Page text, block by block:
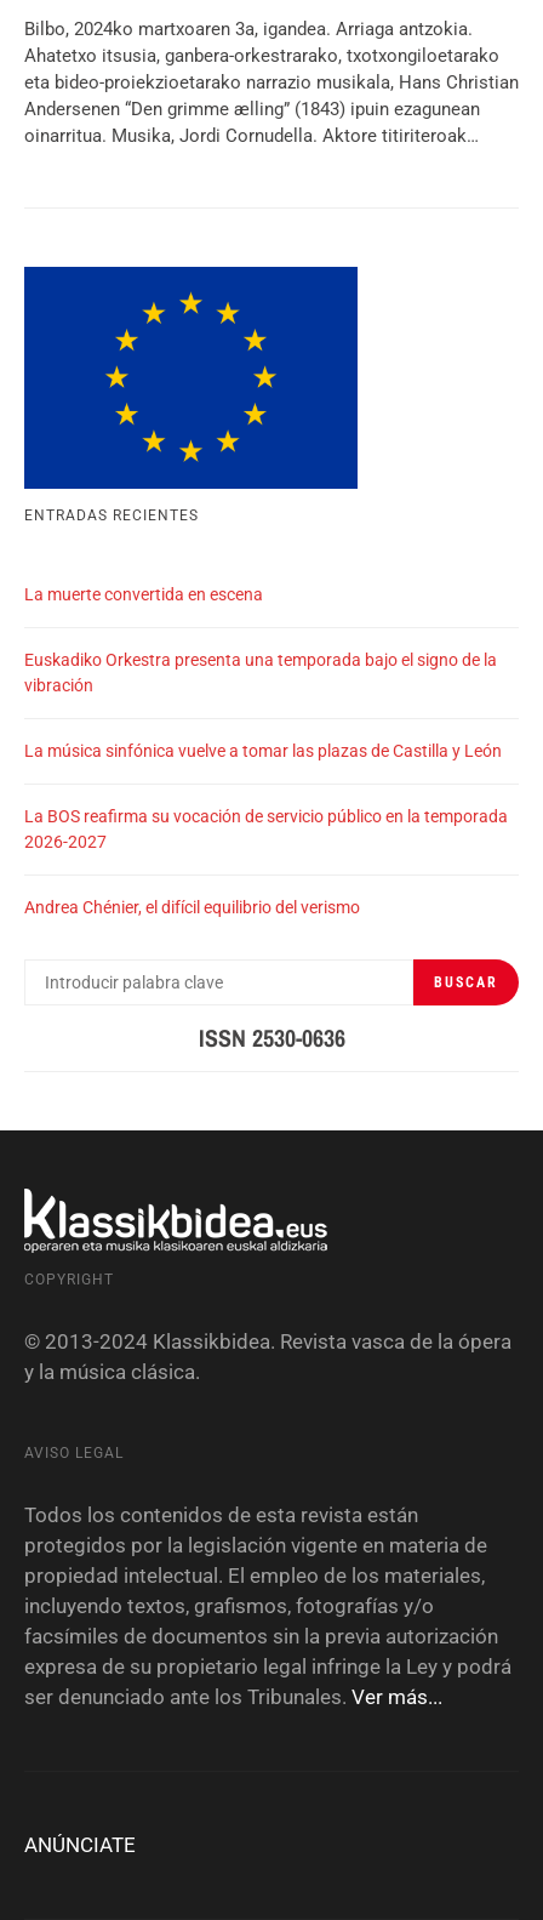
Bilbo, 2024ko martxoaren 3a, igandea. Arriaga antzokia.
Ahatetxo itsusia, ganbera-orkestrarako, txotxongiloetarako
eta bideo-proiekzioetarako narrazio musikala, Hans Christian
Andersenen “Den grimme ælling” (1843) ipuin ezagunean
oinarritua. Musika, Jordi Cornudella. Aktore titiriteroak…
ENTRADAS RECIENTES
La muerte convertida en escena
Euskadiko Orkestra presenta una temporada bajo el signo de la
vibración
La música sinfónica vuelve a tomar las plazas de Castilla y León
La BOS reafirma su vocación de servicio público en la temporada
2026-2027
Andrea Chénier, el difícil equilibrio del verismo
POR:
BUSCAR
ISSN 2530-0636
COPYRIGHT
© 2013-2024 Klassikbidea. Revista vasca de la ópera
y la música clásica.
AVISO LEGAL
Todos los contenidos de esta revista están
protegidos por la legislación vigente en materia de
propiedad intelectual. El empleo de los materiales,
incluyendo textos, grafismos, fotografías y/o
facsímiles de documentos sin la previa autorización
expresa de su propietario legal infringe la Ley y podrá
ser denunciado ante los Tribunales. Ver más...
ANÚNCIATE